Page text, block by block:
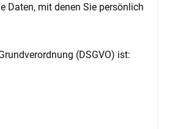
Daten, mit denen Sie persönlich
(DSGVO) ist: